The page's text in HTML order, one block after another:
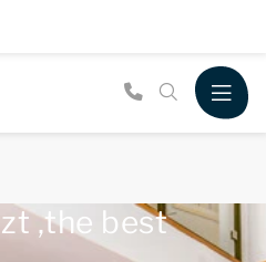
,the best